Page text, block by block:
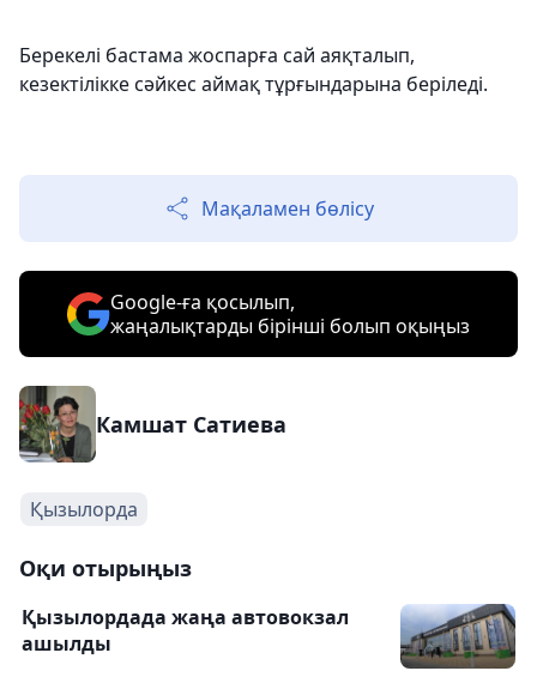
Берекелі бастама жоспарға сай аяқталып,
кезектілікке сәйкес аймақ тұрғындарына беріледі.
Мақаламен бөлісу
Google-ға қосылып,
жаңалықтарды бірінші болып оқыңыз
Камшат Сатиева
Қызылорда
Оқи отырыңыз
Қызылордада жаңа автовокзал
ашылды